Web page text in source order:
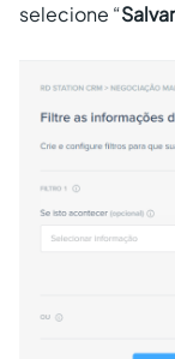
selecione “